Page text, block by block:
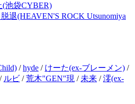
(池袋CYBER)
脱退(HEAVEN'S ROCK Utsunomiya
/hyde / けーた(ex-ブレーメン) /
/ ルビ /荒木"GEN"現 / 未来 /澪(ex-